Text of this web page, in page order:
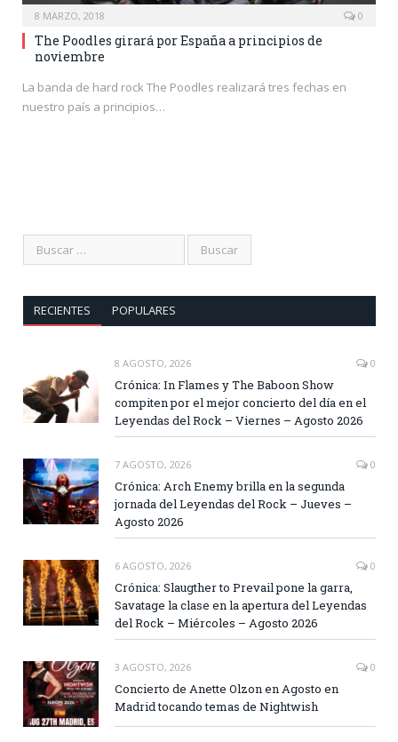
8 MARZO, 2018 0
The Poodles girará por España a principios de
noviembre
La banda de hard rock The Poodles realizará tres fechas en
nuestro país a principios…
RECIENTES POPULARES
8 AGOSTO, 2026 0
Crónica: In Flames y The Baboon Show
compiten por el mejor concierto del día en el
Leyendas del Rock – Viernes – Agosto 2026
7 AGOSTO, 2026 0
Crónica: Arch Enemy brilla en la segunda
jornada del Leyendas del Rock – Jueves –
Agosto 2026
6 AGOSTO, 2026 0
Crónica: Slaugther to Prevail pone la garra,
Savatage la clase en la apertura del Leyendas
del Rock – Miércoles – Agosto 2026
3 AGOSTO, 2026 0
Concierto de Anette Olzon en Agosto en
Madrid tocando temas de Nightwish